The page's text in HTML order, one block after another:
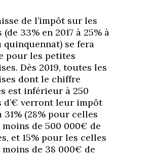
de l’impôt sur les
33% en 2017 à 25% à
quinquennat) se fera
pour les petites
Dès 2019, toutes les
dont le chiffre
est inférieur à 250
verront leur impôt
31% (28% pour celles
de 500 000€ de
et 15% pour les celles
de 38 000€ de